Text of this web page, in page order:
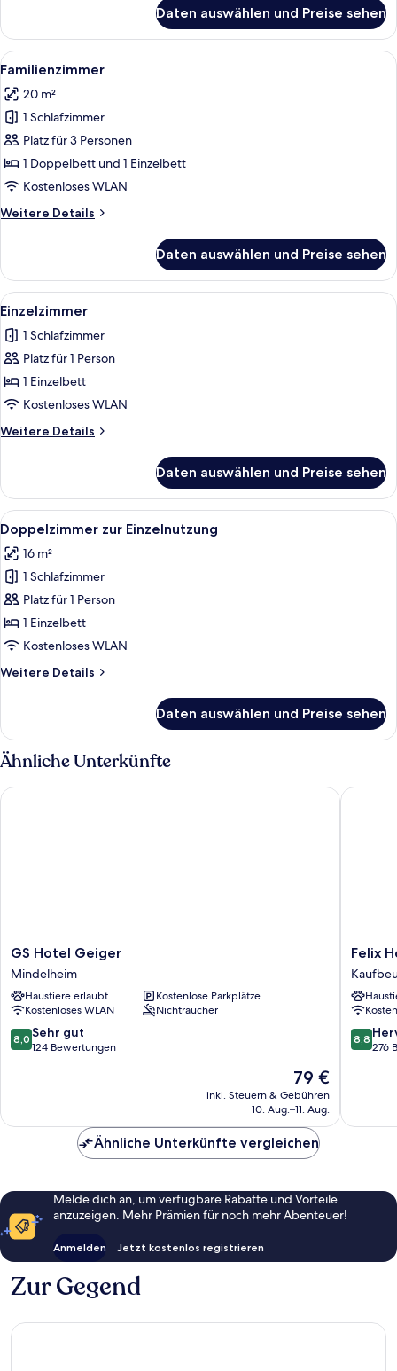
Daten auswählen und Preise sehen
Alle
Fotos
für
Familienzimmer
anzeigen
Ein Hotelzimmer mit Bett,
3
Familienzimmer
20 m²
1 Schlafzimmer
Platz für 3 Personen
1 Doppelbett und 1 Einzelbett
Kostenloses WLAN
Weitere Details
Weitere
Daten auswählen und Preise sehen
Alle
Fotos
für
Einzelzimmer
anzeigen
Ein moderner, an der Wand
4
Einzelzimmer
1 Schlafzimmer
Platz für 1 Person
1 Einzelbett
Kostenloses WLAN
Weitere Details
Weitere
Daten auswählen und Preise sehen
Alle
Fotos
für
Doppelzimmer
zur
Einzelnutzung
anzeigen
Ein moderner, an der Wand
4
Doppelzimmer zur Einzelnutzung
16 m²
1 Schlafzimmer
Platz für 1 Person
1 Einzelbett
Kostenloses WLAN
Weitere Details
Weitere
zur
Einzelnutzung
Daten auswählen und Preise sehen
Ähnliche Unterkünfte
GS
Hotel
Geiger
Mindelheim
GS Hotel Geiger
Mindelheim
Haustiere erlaubt
Kostenlose Parkplätze
Kostenloses WLAN
Nichtraucher
8.0
von
Bewertungen
8,0 Sehr gut
124 Bewertungen
Der
Preis
beträgt
79 €
inkl. Steuern & Gebühren
10. Aug.–11. Aug.
GS Hotel Geiger
Felix
Hotel
Felix
8.8
von
8,8
276
Felix
Ähnliche Unterkünfte vergleichen
Melde dich an, um verfügbare Rabatte und Vorteile
anzuzeigen. Mehr Prämien für noch mehr Abenteuer!
Anmelden Jetzt kostenlos registrieren
Zur Gegend